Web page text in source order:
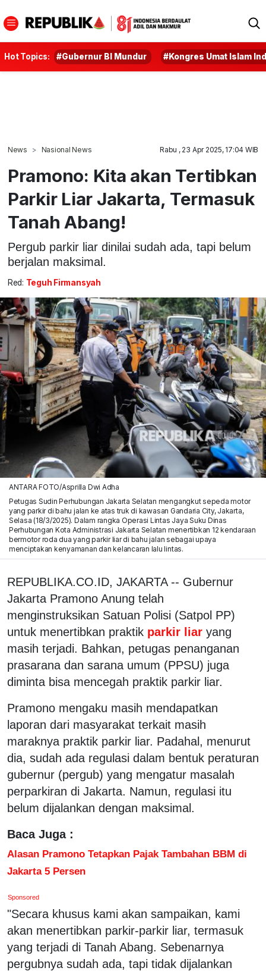
Hot Topics: #Gubernur BI Mundur #Kongres Umat Islam
News Nasional News Rabu , 23 Apr 2025, 17:04 WIB
Pramono: Kita akan Tertibkan
Parkir Liar Jakarta, Termasuk
Tanah Abang!
Pergub parkir liar dinilai sudah ada, tapi belum
berjalan maksimal.
Red: Teguh Firmansyah
ANTARA FOTO/Asprilla Dwi Adha
Petugas Sudin Perhubungan Jakarta Selatan mengangkut sepeda motor
yang parkir di bahu jalan ke atas truk di kawasan Gandaria City, Jakarta,
Selasa (18/3/2025). Dalam rangka Operasi Lintas Jaya Suku Dinas
Perhubungan Kota Administrasi Jakarta Selatan menertibkan 12 kendaraan
bermotor roda dua yang parkir liar di bahu jalan sebagai upaya
menciptakan kenyamanan dan kelancaran lalu lintas.
REPUBLIKA.CO.ID, JAKARTA -- Gubernur
Jakarta Pramono Anung telah
menginstruksikan Satuan Polisi (Satpol PP)
untuk menertibkan praktik parkir liar yang
masih terjadi. Bahkan, petugas penanganan
prasarana dan sarana umum (PPSU) juga
diminta bisa mencegah praktik parkir liar.
Pramono mengaku masih mendapatkan
laporan dari masyarakat terkait masih
maraknya praktik parkir liar. Padahal, menurut
dia, sudah ada regulasi dalam bentuk peraturan
gubernur (pergub) yang mengatur masalah
perparkiran di Jakarta. Namun, regulasi itu
belum dijalankan dengan maksimal.
Baca Juga :
Alasan Pramono Tetapkan Pajak Tambahan BBM di
Jakarta 5 Persen
Sponsored
"Secara khusus kami akan sampaikan, kami
akan menertibkan parkir-parkir liar, termasuk
yang terjadi di Tanah Abang. Sebenarnya
pergubnya sudah ada, tapi tidak dijalankan